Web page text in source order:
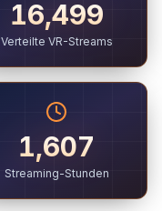
16,499
Verteilte VR-Streams
1,607
Streaming-Stunden